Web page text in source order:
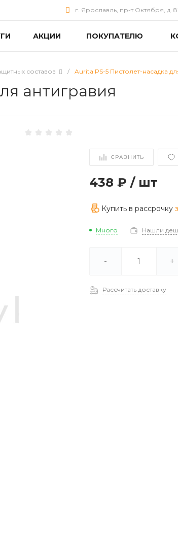
г. Ярославль, пр-т Октября, д.
АКЦИИ ПОКУПАТЕЛЮ
составов / Aurita PS-5 Пистолет-насадка
антигравия
СРАВНИТЬ
438 ₽ / шт
Купить в рассрочку
Много Нашли
- +
Рассчитать доставку